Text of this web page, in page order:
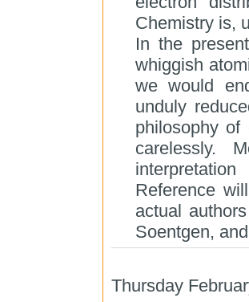
Chemistry is,
In the
whiggish
we would
unduly
philosophy
carelessly.
Reference
actual
Soentgen,
Thursday